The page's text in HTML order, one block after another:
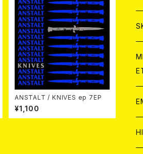
ANSTALT / KNIVES ep 7EP
¥1,100